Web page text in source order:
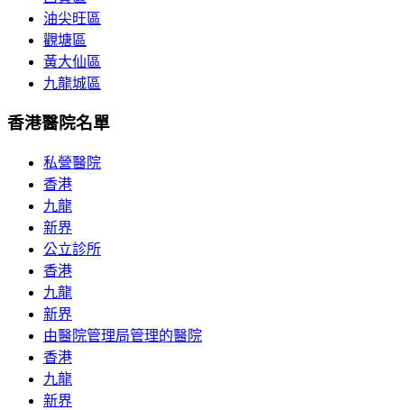
油尖旺區
觀塘區
黃大仙區
九龍城區
香港醫院名單
私營醫院
香港
九龍
新界
公立診所
香港
九龍
新界
由醫院管理局管理的醫院
香港
九龍
新界